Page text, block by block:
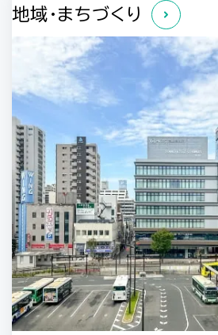
地域・まちづくり